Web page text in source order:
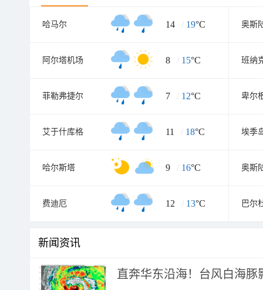
哈马尔 14 / 19°C 奥斯
阿尔塔机场 8 / 15°C 班纳
菲勒弗捷尔 7 / 12°C 卑尔
艾于什库格 11 / 18°C 埃季
哈尔斯塔 9 / 16°C 奥斯
费迪厄 12 / 13°C 巴尔
新闻资讯
直奔华东沿海！台风白海豚